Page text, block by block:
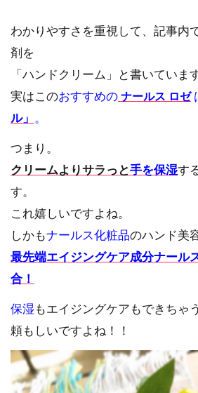
わかりやすさを重視して、記事内
剤を
「ハンドクリーム」と書いていま
実はこのおすすめの ナールス ロゼ
ル」
。
つまり。
クリームよりサラっと手を保湿す
す。
これ嬉しいですよね。
しかもナールス化粧品のハンド美
最先端エイジングケア成分ナール
合！
保湿 もエイジングケアもできちゃ
頼もしいですよね！！